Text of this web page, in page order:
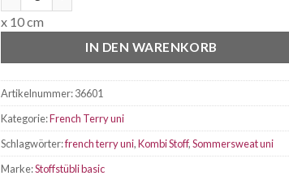
x 10 cm
IN DEN WARENKORB
Artikelnummer:36601
Kategorie:French Terry uni
Schlagwörter:french terry uni,Kombi Stoff,Sommersweat uni
Marke:Stoffstübli basic